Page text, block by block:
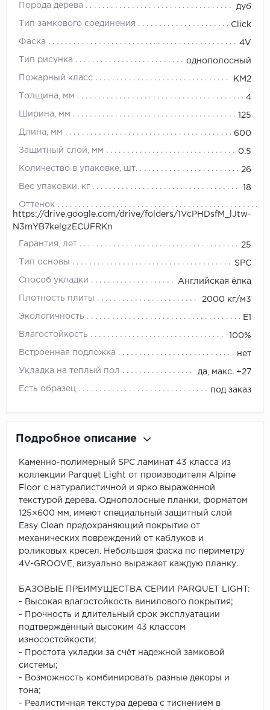
Порода дерева дуб
Тип замкового соединения Click
Фаска 4V
Тип рисунка однополосный
Пожарный класс КМ2
Толщина, мм 4
Ширина, мм 125
Длина, мм 600
Защитный слой, мм 0.5
Количество в упаковке, шт. 26
Вес упаковки, кг 18
Оттенок
https://drive.google.com/drive/folders/1VcPHDsfM_lJtw-
N3mYB7kelgzECUFRKn
Гарантия, лет 25
Тип основы SPC
Способ укладки Английская ёлка
Плотность плиты 2000 кг/м3
Экологичность E1
Влагостойкость 100%
Встроенная подложка нет
Укладка на теплый пол да, макс. +27
Есть образец под заказ
Подробное описание
Каменно-полимерный SPC ламинат 43 класса из
коллекции Parquet Light от производителя Alpine
Floor с натуралистичной и ярко выраженной
текстурой дерева. Однополосные планки, форматом
125×600 мм, имеют специальный защитный слой
Easy Clean предохраняющий покрытие от
механических повреждений от каблуков и
роликовых кресел. Небольшая фаска по периметру
4V-GROOVE, визуально выражает каждую планку.
БАЗОВЫЕ ПРЕИМУЩЕСТВА СЕРИИ PARQUET LIGHT:
- Высокая влагостойкость винилового покрытия;
- Прочность и длительный срок эксплуатации
подтверждённый высоким 43 классом
износостойкости;
- Простота укладки за счёт надежной замковой
системы;
- Возможность комбинировать разные декоры и
тона;
- Реалистичная текстура дерева с тиснением в